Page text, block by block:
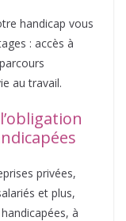
handicap vous
: accès à
au travail.
privées,
et plus,
à